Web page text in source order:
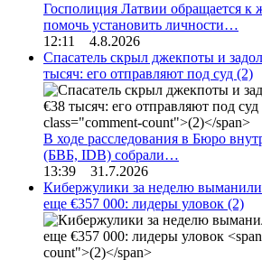
Госполиция Латвии обращается к
помочь установить личности…
12:11 4.8.2026
Спасатель скрыл джекпоты и
тысяч: его отправляют под суд (2)
В ходе расследования в Бюро
(БВБ, IDB) собрали…
13:39 31.7.2026
Кибержулики за неделю
еще €357 000: лидеры уловок (2)